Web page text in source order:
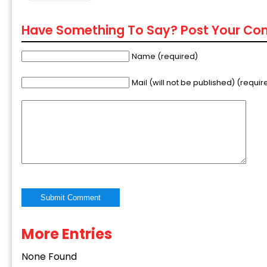
Have Something To Say? Post Your
Name (required)
Mail (will not be published)
Alternative:
More Entries
None Found